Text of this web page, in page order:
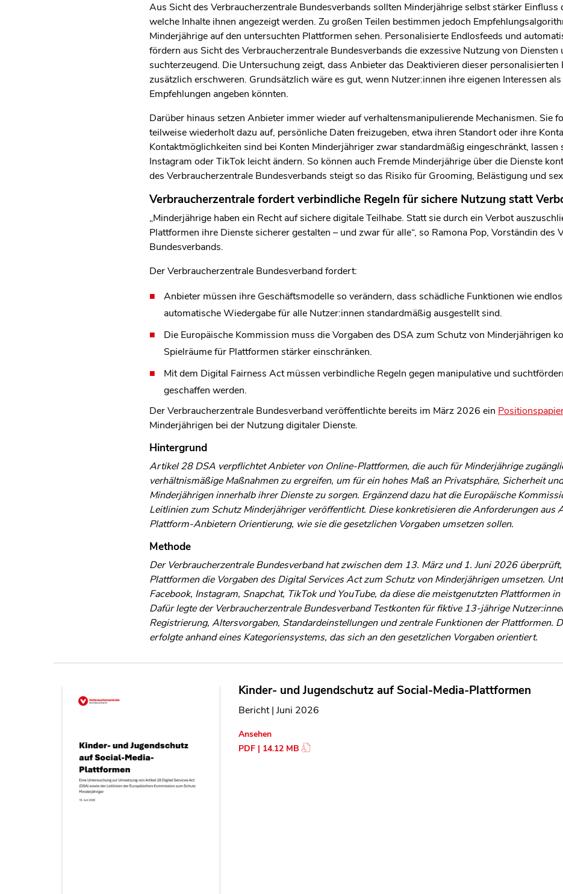
Aus Sicht des Verbraucherzentrale Bundesverbands sollten Minderjährige selbst stärker Einfluss
welche Inhalte ihnen angezeigt werden. Zu großen Teilen bestimmen jedoch
Minderjährige auf den untersuchten Plattformen sehen. Personalisierte Endlosfeeds und
fördern aus Sicht des Verbraucherzentrale Bundesverbands die exzessive Nutzung von Diensten
suchterzeugend. Die Untersuchung zeigt, dass Anbieter das Deaktivieren dieser personalisierten
zusätzlich erschweren. Grundsätzlich wäre es gut, wenn Nutzer:innen ihre eigenen Interessen
Empfehlungen angeben könnten.
Darüber hinaus setzen Anbieter immer wieder auf verhaltensmanipulierende Mechanismen. Sie
teilweise wiederholt dazu auf, persönliche Daten freizugeben, etwa ihren Standort oder ihre
Kontaktmöglichkeiten sind bei Konten Minderjähriger zwar standardmäßig eingeschränkt, lassen
Instagram oder TikTok leicht ändern. So können auch Fremde Minderjährige über die Dienste
des Verbraucherzentrale Bundesverbands steigt so das Risiko für Grooming, Belästigung und
Verbraucherzentrale fordert verbindliche Regeln für sichere Nutzung statt
„Minderjährige haben ein Recht auf sichere digitale Teilhabe. Statt sie durch ein Verbot
Plattformen ihre Dienste sicherer gestalten – und zwar für alle“, so Ramona Pop, Vorständin des
Bundesverbands.
Der Verbraucherzentrale Bundesverband fordert:
Anbieter müssen ihre Geschäftsmodelle so verändern, dass schädliche Funktionen wie
automatische Wiedergabe für alle Nutzer:innen standardmäßig ausgestellt sind.
Die Europäische Kommission muss die Vorgaben des DSA zum Schutz von Minderjährigen
Spielräume für Plattformen stärker einschränken.
Mit dem Digital Fairness Act müssen verbindliche Regeln gegen manipulative und
geschaffen werden.
Der Verbraucherzentrale Bundesverband veröffentlichte bereits im März 2026 ein
Minderjährigen bei der Nutzung digitaler Dienste.
Hintergrund
Artikel 28 DSA verpflichtet Anbieter von Online-Plattformen, die auch für Minderjährige
verhältnismäßige Maßnahmen zu ergreifen, um für ein hohes Maß an Privatsphäre, Sicherheit
Minderjährigen innerhalb ihrer Dienste zu sorgen. Ergänzend dazu hat die Europäische
Leitlinien zum Schutz Minderjähriger veröffentlicht. Diese konkretisieren die Anforderungen aus
Plattform-Anbietern Orientierung, wie sie die gesetzlichen Vorgaben umsetzen sollen.
Methode
Der Verbraucherzentrale Bundesverband hat zwischen dem 13. März und 1. Juni 2026
Plattformen die Vorgaben des Digital Services Act zum Schutz von Minderjährigen umsetzen.
Facebook, Instagram, Snapchat, TikTok und YouTube, da diese die meistgenutzten Plattformen
Dafür legte der Verbraucherzentrale Bundesverband Testkonten für fiktive 13-jährige
Registrierung, Altersvorgaben, Standardeinstellungen und zentrale Funktionen der Plattformen.
erfolgte anhand eines Kategoriensystems, das sich an den gesetzlichen Vorgaben orientiert.
Kinder- und Jugendschutz auf Social-Media-Plattformen
Bericht| Juni 2026
Ansehen
PDF | 14.12 MB